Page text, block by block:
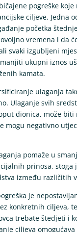
pogreške koje
ciljeve. Jedna
početka
vremena i da
svaki izgubljeni
ukupni iznos
kamata.
ulaganja
Ulaganje svih
dionica, može biti
mogu negativno
pomaže u
prinosa, stoga
između različitih
je
konkretnih ciljeva,
trebate štedjeti i
ciljeva omogućava